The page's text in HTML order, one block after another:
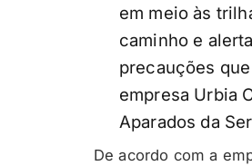
em meio às
caminho e
precauções
empresa Urbia
Aparados da
De acordo com a